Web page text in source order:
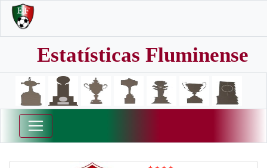
Estatísticas Fluminense